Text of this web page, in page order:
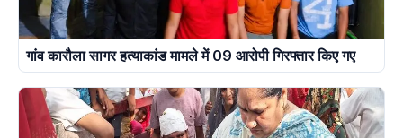
गांव कारौला सागर हत्याकांड मामले में 09 आरोपी गिरफ्तार किए गए